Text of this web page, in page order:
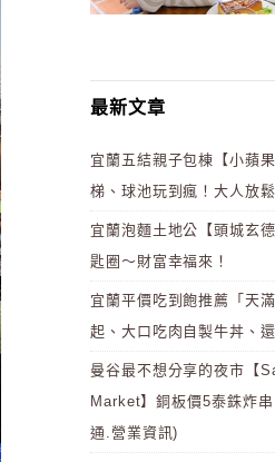
最新文章
宜蘭五結親子包棟【小蘋
梯、球池玩到瘋！大人放
宜蘭泡麵土地公【頭城玄
匙圈～財富幸福來！
宜蘭平價吃到飽推薦「天
起、大口吃肉自製牛丼、
曼谷最不想分享的夜市【
Market】銅板價5泰銖炸
通.營業資訊)